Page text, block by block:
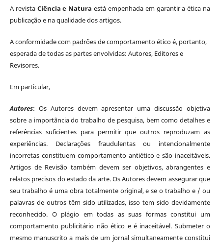
A revistaCiência e Natura está empenhada em garantir a ética na
publicação e na qualidade dos artigos.
A conformidade com padrões de comportamento ético é, portanto,
esperada de todas as partes envolvidas: Autores, Editores e
Revisores.
Em particular,
Autores: Os Autores devem apresentar uma discussão objetiva
sobre a importância do trabalho de pesquisa, bem como detalhes e
referências suficientes para permitir que outros reproduzam as
experiências. Declarações fraudulentas ou intencionalmente
incorretas constituem comportamento antiético e são inaceitáveis.
Artigos de Revisão também devem ser objetivos, abrangentes e
relatos precisos do estado da arte. Os Autores devem assegurar que
seu trabalho é uma obra totalmente original, e se o trabalho e / ou
palavras de outros têm sido utilizadas, isso tem sido devidamente
reconhecido. O plágio em todas as suas formas constitui um
comportamento publicitário não ético e é inaceitável. Submeter o
mesmo manuscrito a mais de um jornal simultaneamente constitui